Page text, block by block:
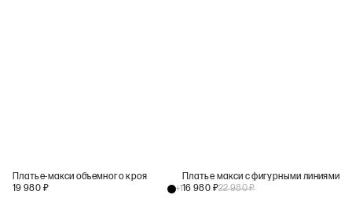
Платье-макси объемного кроя
19 980 ₽ +116 980 ₽22 980₽